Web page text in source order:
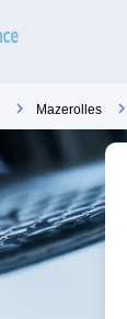
Mazerolles